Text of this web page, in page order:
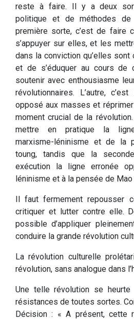
reste à faire. Il y a deux
politique et de méthodes
première sorte, c’est de faire
s’appuyer sur elles, et les
dans la conviction qu’elles
et de s’éduquer au cours de
soutenir avec enthousiasme
révolutionnaires. L’autre,
opposé aux masses et
moment crucial de la
mettre en pratique la
marxisme-léninisme et de la
toung, tandis que la
exécution la ligne erronée
léninisme et à la pensée de
Il faut fermement repousser
critiquer et lutter contre elle.
possible d’appliquer
conduire la grande révolution
La révolution culturelle
révolution, sans analogue dans
Une telle révolution se
résistances de toutes sortes.
Décision : « A présent, cette